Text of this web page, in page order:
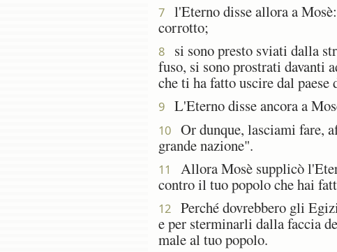
7
l'Eterno disse allora a
corrotto;
8
si sono presto sviati dalla
fuso, si sono prostrati davanti
che ti ha fatto uscire dal
9 L'Eterno disse ancora a
10
Or dunque, lasciami fare,
grande nazione".
11
Allora Mosè supplicò
contro il tuo popolo che hai
12
Perché dovrebbero gli
e per sterminarli dalla faccia
male al tuo popolo.